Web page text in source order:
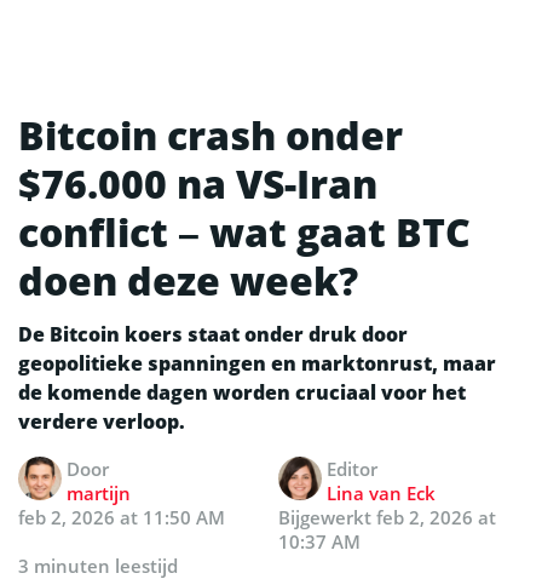
Bitcoin crash onder
$76.000 na VS-Iran
conflict – wat gaat BTC
doen deze week?
De Bitcoin koers staat onder druk door
geopolitieke spanningen en marktonrust, maar
de komende dagen worden cruciaal voor het
verdere verloop.
Door
martijn
Editor
Lina van Eck
feb 2, 2026 at 11:50 AM
Bijgewerkt feb 2, 2026 at
10:37 AM
3 minuten leestijd